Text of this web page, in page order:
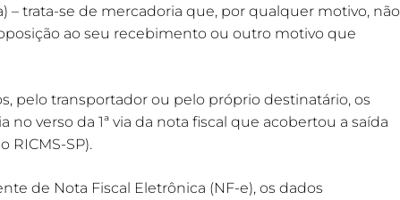
– trata-se de mercadoria que, por qualquer motivo, não
ao seu recebimento ou outro motivo que
pelo transportador ou pelo próprio destinatário, os
verso da 1ª via da nota fiscal que acobertou a saída
RICMS-SP).
de Nota Fiscal Eletrônica (NF-e), os dados